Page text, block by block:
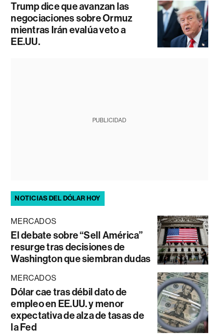
Trump dice que avanzan las
negociaciones sobre Ormuz
mientras Irán evalúa veto a
EE.UU.
PUBLICIDAD
NOTICIAS DEL DÓLAR HOY
MERCADOS
El debate sobre “Sell América”
resurge tras decisiones de
Washington que siembran dudas
MERCADOS
Dólar cae tras débil dato de
empleo en EE.UU. y menor
expectativa de alza de tasas de
la Fed